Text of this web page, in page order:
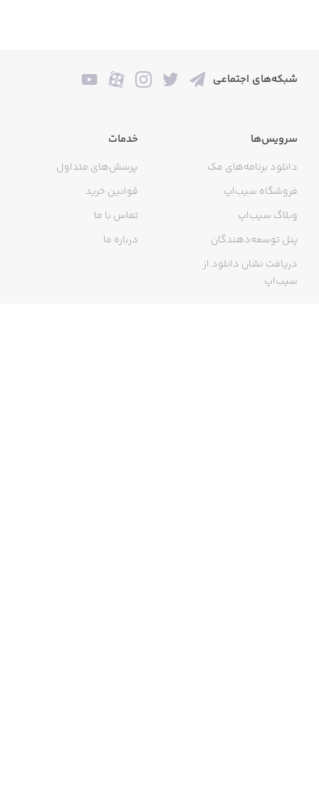
شبکه‌های اجتماعی
سرویس‌ها
دانلود برنامه‌های مک
فروشگاه سیب‌اپ
وبلاگ سیب‌اپ
پنل توسعه‌دهندگان
دریافت نشان دانلود از
سیب‌اپ
خدمات
پرسش‌های متداول
قوانین خرید
تماس با ما
درباره ما